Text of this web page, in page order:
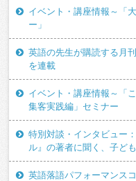
イベント・講座情報～「
ー」
英語の先生が購読する月
を連載
イベント・講座情報～「
集客実践編」セミナー
特別対談・インタビュー
ル』の著者に聞く、子ど
英語落語パフォーマンス